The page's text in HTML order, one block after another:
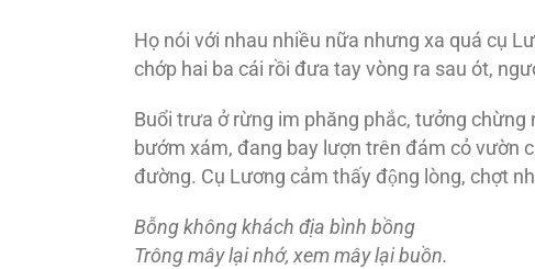
Họ nói với nhau nhiều nữa nhưng xa quá cụ
chớp hai ba cái rồi đưa tay vòng ra sau ót,
Buổi trưa ở rừng im phăng phắc, tưởng
bướm xám, đang bay lượn trên đám cỏ vườn
đường. Cụ Lương cảm thấy động lòng, chợt
Bỗng không khách địa bình bồng
Trông mây lại nhớ, xem mây lại buồn.